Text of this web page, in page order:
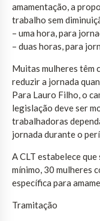
amamentação, a
trabalho sem
– uma hora, para
– duas horas, para
Muitas mulheres têm
reduzir a jornada
Para Lauro Filho, o
legislação deve ser
trabalhadoras
jornada durante o
A CLT estabelece
mínimo, 30 mulheres
específica para
Tramitação